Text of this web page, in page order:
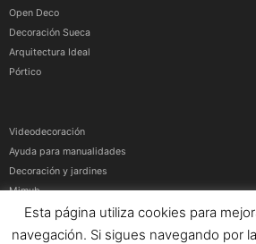
Open Deco
Decoración Sueca
Arquitectura Ideal
Pórtico
Videodecoración
Ayuda para manualidades
Decoración y jardines
Mimub
Más medios
Esta página utiliza cookies para
navegación. Si sigues navegando por